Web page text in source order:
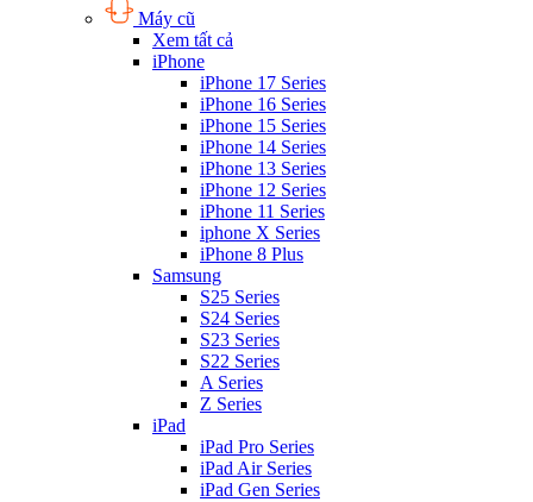
Máy cũ
Xem tất cả
iPhone
iPhone 17 Series
iPhone 16 Series
iPhone 15 Series
iPhone 14 Series
iPhone 13 Series
iPhone 12 Series
iPhone 11 Series
iphone X Series
iPhone 8 Plus
Samsung
S25 Series
S24 Series
S23 Series
S22 Series
A Series
Z Series
iPad
iPad Pro Series
iPad Air Series
iPad Gen Series